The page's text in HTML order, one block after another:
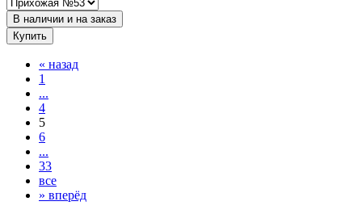
В наличии и на заказ
Купить
« назад
1
...
4
5
6
...
33
все
» вперёд